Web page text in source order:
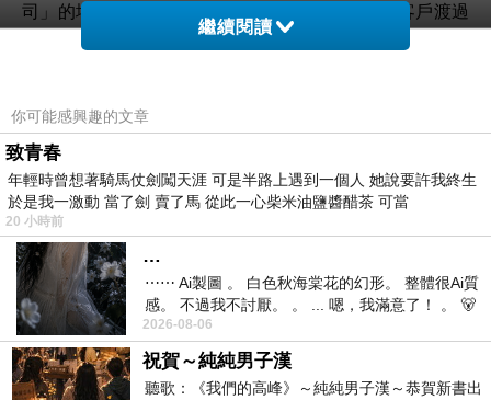
司」的場所上班，這家公司專門出借演員，幫助客戶渡過
生活上的難關；和人在宏樹的引薦下，成為「特約經紀公
向特約經紀公司求救，希望他們能夠幫忙揭穿一個名叫幸
福丸的邪教洗腦團體真面目，拯救遭邪教團體剝削卻又深
陷其中不識真相的姐姐里奈小姐......
《特約經紀公司》是《一屍到底》導演上田慎一郎新作。
我很喜歡《一屍到底》，後來推薦給朋友看，朋友表示電
影不難看，但因為跟之前某部片很像，所以他笑得沒有很
開心也不特別驚喜。觀賞《特約經紀公司》時，全場觀眾
很捧場，笑聲一波接一波，中段一度有熱情觀眾突然鼓掌
繼續閱讀
你可能感興趣的文章
致青春
年輕時曾想著騎馬仗劍闖天涯 可是半路上遇到一個人 她說要許我終生
於是我一激動 當了劍 賣了馬 從此一心柴米油鹽醬醋茶 可當
20 小時前
…
⋯⋯ Ai製圖 。 白色秋海棠花的幻形。 整體很Ai質
感。 不過我不討厭。 。 ... 嗯，我滿意了！ 。 🐻
昨中
2026-08-06
祝賀～純純男子漢
聽歌：《我們的高峰》～純純男子漢～恭賀新書出